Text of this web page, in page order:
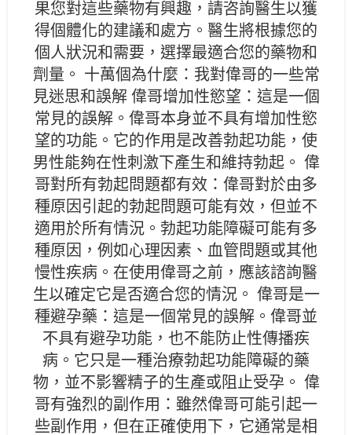
果您對這些藥物有興趣，請咨詢醫生以獲
得個體化的建議和處方。醫生將根據您的
個人狀況和需要，選擇最適合您的藥物和
劑量。 十萬個為什麼：我對偉哥的一些常
見迷思和誤解 偉哥增加性慾望：這是一個
常見的誤解。偉哥本身並不具有增加性慾
望的功能。它的作用是改善勃起功能，使
男性能夠在性刺激下產生和維持勃起。 偉
哥對所有勃起問題都有效：偉哥對於由多
種原因引起的勃起問題可能有效，但並不
適用於所有情況。勃起功能障礙可能有多
種原因，例如心理因素、血管問題或其他
慢性疾病。在使用偉哥之前，應該諮詢醫
生以確定它是否適合您的情況。 偉哥是一
種避孕藥：這是一個常見的誤解。偉哥並
不具有避孕功能，也不能防止性傳播疾
病。它只是一種治療勃起功能障礙的藥
物，並不影響精子的生產或阻止受孕。 偉
哥有強烈的副作用：雖然偉哥可能引起一
些副作用，但在正確使用下，它通常是相